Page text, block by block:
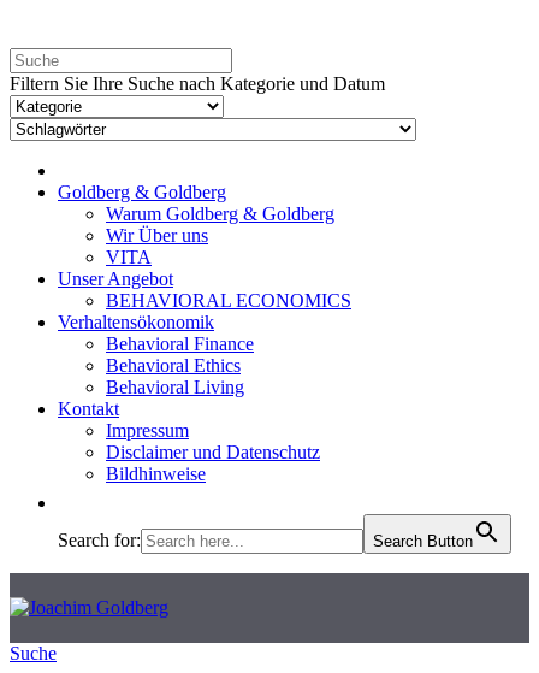
Filtern Sie Ihre Suche nach Kategorie und Datum
Goldberg & Goldberg
Warum Goldberg & Goldberg
Wir Über uns
VITA
Unser Angebot
BEHAVIORAL ECONOMICS
Verhaltensökonomik
Behavioral Finance
Behavioral Ethics
Behavioral Living
Kontakt
Impressum
Disclaimer und Datenschutz
Bildhinweise
Search for: Search Button
Suche